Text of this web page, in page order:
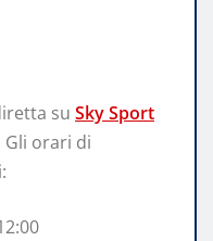
su Sky Sport
Gli orari di